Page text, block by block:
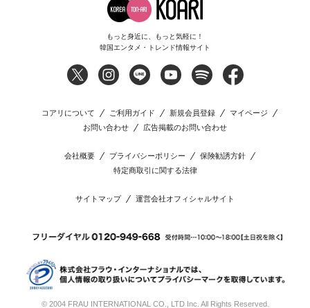
もっと身近に、もっと気軽に！
韓国エンタメ・トレンド情報サイト
コアリについて ご利用ガイド 新規会員登録
マイページ
お問い合わせ
広告掲載のお問い合わせ
会社概要 プライバシーポリシー
保険勧誘方針
特定商取引に関する法律
サイトマップ 運営会社オフィシャルサイト
© 2004 FRAU INTERNATIONAL CO., LTD Inc. All Rights Reserved.